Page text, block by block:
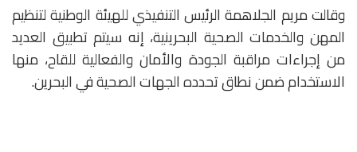
وقالت مريم الجلاهمة الرئيس التنفيذي للهيئة الوطنية لتنظيم
المهن والخدمات الصحية البحرينية، إنه سيتم تطبيق العديد
من إجراءات مراقبة الجودة والأمان والفعالية للقاح، منها
الاستخدام ضمن نطاق تحدده الجهات الصحية في البحرين.